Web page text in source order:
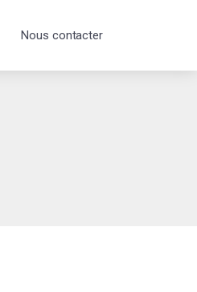
Nous contacter